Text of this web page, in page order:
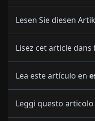
Lesen Sie diesen
Lisez cet article dans
Lea este artículo en
Leggi questo articolo